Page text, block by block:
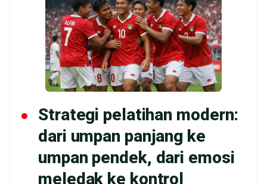
Strategi pelatihan modern:
dari umpan panjang ke
umpan pendek, dari emosi
meledak ke kontrol